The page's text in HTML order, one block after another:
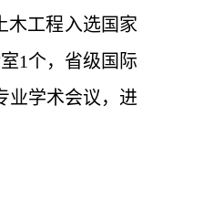
木工程入选国家
1个，省级国际
业学术会议，进